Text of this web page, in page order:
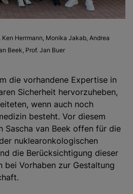
Ken Herrmann, Monika Jakab, Andrea
Beek, Prof. Jan Buer
die vorhandene Expertise in
Sicherheit hervorzuheben,
wenn auch noch
besteht. Vor diesem
Sascha van Beek offen für die
nuklearonkologischen
die Berücksichtigung dieser
bei Vorhaben zur Gestaltung